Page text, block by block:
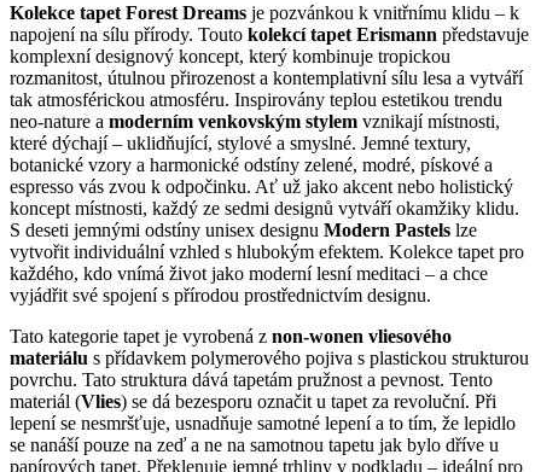
Kolekce tapet Forest Dreams je pozvánkou k vnitřnímu klidu – k
napojení na sílu přírody. Touto kolekcí tapet Erismann představuje
komplexní designový koncept, který kombinuje tropickou
rozmanitost, útulnou přirozenost a kontemplativní sílu lesa a vytváří
tak atmosférickou atmosféru. Inspirovány teplou estetikou trendu
neo-nature a moderním venkovským stylem vznikají místnosti,
které dýchají – uklidňující, stylové a smyslné. Jemné textury,
botanické vzory a harmonické odstíny zelené, modré, pískové a
espresso vás zvou k odpočinku. Ať už jako akcent nebo holistický
koncept místnosti, každý ze sedmi designů vytváří okamžiky klidu.
S deseti jemnými odstíny unisex designu Modern Pastels lze
vytvořit individuální vzhled s hlubokým efektem. Kolekce tapet pro
každého, kdo vnímá život jako moderní lesní meditaci – a chce
vyjádřit své spojení s přírodou prostřednictvím designu.
Tato kategorie tapet je vyrobená z non-wonen vliesového
materiálu s přídavkem polymerového pojiva s plastickou strukturou
povrchu. Tato struktura dává tapetám pružnost a pevnost. Tento
materiál (Vlies) se dá bezesporu označit u tapet za revoluční. Při
lepení se nesmršťuje, usnadňuje samotné lepení a to tím, že lepidlo
se nanáší pouze na zeď a ne na samotnou tapetu jak bylo dříve u
papírových tapet. Překlenuje jemné trhliny v podkladu – ideální pro